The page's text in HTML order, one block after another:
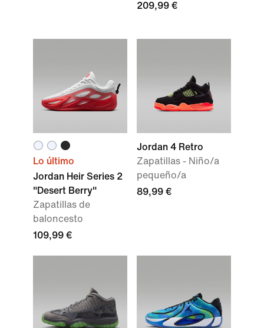
209,99 €
Lo último
Jordan Heir Series 2
"Desert Berry"
Zapatillas de
baloncesto
109,99 €
Jordan 4 Retro
Zapatillas - Niño/a
pequeño/a
89,99 €